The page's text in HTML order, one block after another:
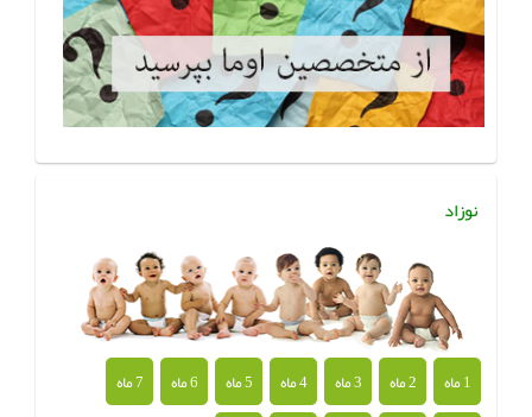
نوزاد
1 ماه 2 ماه 3 ماه 4 ماه 5 ماه 6 ماه
7 ماه